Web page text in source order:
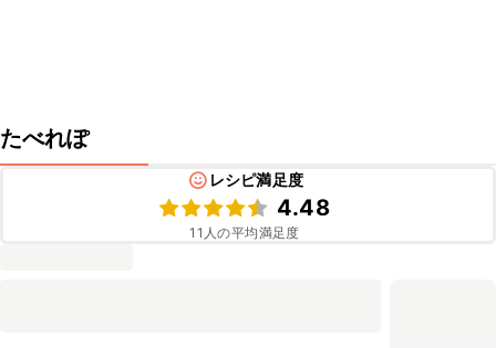
たべれぽ
レシピ満足度
4.48
11 人の平均満足度